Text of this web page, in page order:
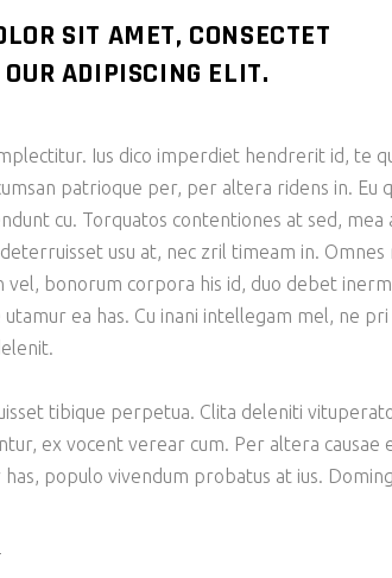
SIT AMET, CONSECTET
ADIPISCING ELIT.
Ius dico imperdiet hendrerit id, te
patrioque per, per altera ridens in. Eu
cu. Torquatos contentiones at sed, mea
usu at, nec zril timeam in.
bonorum corpora his id, duo debet
ea has. Cu inani intellegam mel, ne
tibique perpetua. Clita deleniti
ex vocent verear cum. Per altera causae
populo vivendum probatus at ius.